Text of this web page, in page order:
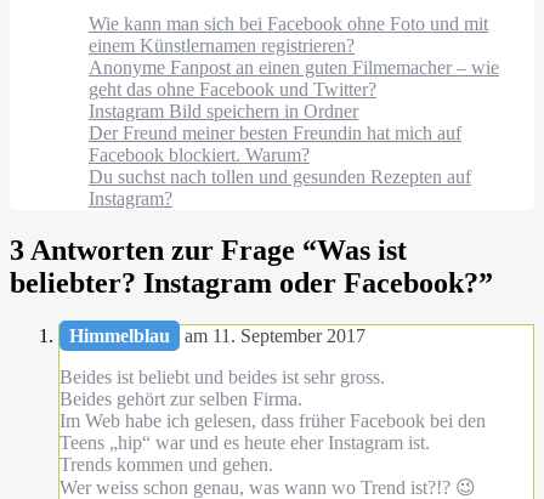
Wie kann man sich bei Facebook ohne Foto und mit
einem Künstlernamen registrieren?
Anonyme Fanpost an einen guten Filmemacher – wie
geht das ohne Facebook und Twitter?
Instagram Bild speichern in Ordner
Der Freund meiner besten Freundin hat mich auf
Facebook blockiert. Warum?
Du suchst nach tollen und gesunden Rezepten auf
Instagram?
3 Antworten zur Frage “Was ist
beliebter? Instagram oder Facebook?”
Himmelblau
am 11. September 2017
Beides ist beliebt und beides ist sehr gross.
Beides gehört zur selben Firma.
Im Web habe ich gelesen, dass früher Facebook bei den
Teens „hip“ war und es heute eher Instagram ist.
Trends kommen und gehen.
Wer weiss schon genau, was wann wo Trend ist?!? 😉